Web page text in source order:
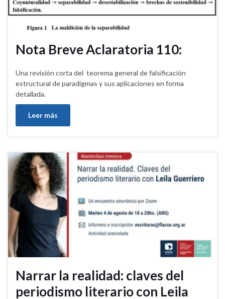
Nota Breve Aclaratoria 110:
Una revisión corta del teorema general de falsificación
estructural de paradigmas y sus aplicaciones en forma
detallada.
Leer más
Narrar la realidad: claves del
periodismo literario con Leila